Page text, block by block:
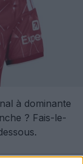
à dominante
? Fais-le-